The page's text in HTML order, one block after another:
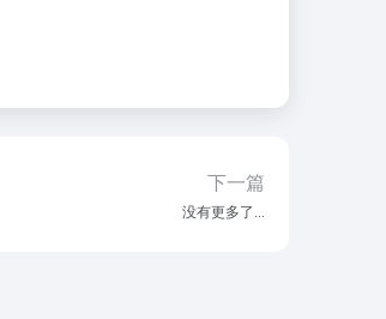
下一篇
没有更多了...